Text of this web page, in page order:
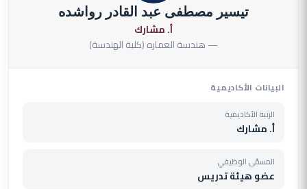
تيسير مصطفى عبد القادر رواشده
أ. مشارك
— هندسة العماره (كلية الهندسة)
البيانات الأكاديمية
الرتبة الأكاديمية
أ. مشارك
المسمّى الوظيفي
عضو هيئة تدريس